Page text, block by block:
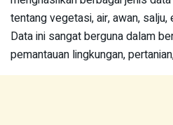
tentang vegetasi, air, awan, salju,
Data ini sangat berguna dalam
pemantauan lingkungan,